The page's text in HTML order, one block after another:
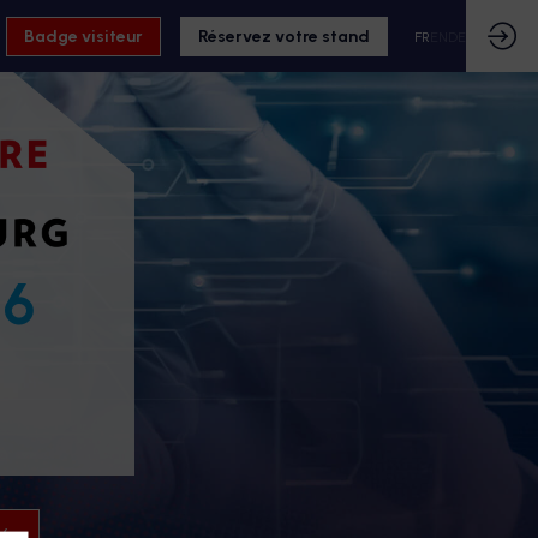
Badge visiteur Réservez votre stand FR